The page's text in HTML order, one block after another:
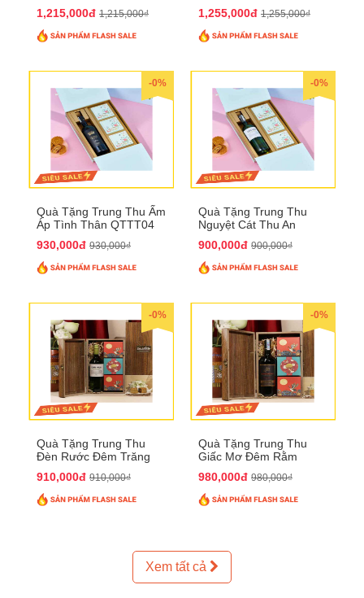
1,215,000đ 1,215,000₫ 1,255,000đ 1,255,000₫
-0%
Quà Tặng Trung Thu Ấm
Áp Tình Thân QTTT04
930,000đ 930,000₫
-0%
Quà Tặng Trung Thu
Nguyệt Cát Thu An
900,000đ 900,000₫
-0%
Quà Tặng Trung Thu
Đèn Rước Đêm Trăng
910,000đ 910,000₫
-0%
Quà Tặng Trung Thu
Giấc Mơ Đêm Rằm
980,000đ 980,000₫
Xem tất cả